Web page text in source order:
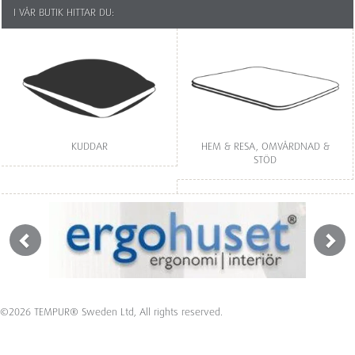
I VÅR BUTIK HITTAR DU:
KUDDAR
HEM & RESA, OMVÅRDNAD &
STÖD
©2026 TEMPUR® Sweden Ltd, All rights reserved.